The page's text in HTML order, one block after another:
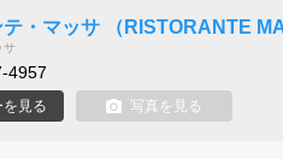
テ・マッサ （RISTORANTE
サ
4957
を見る 写真を見る